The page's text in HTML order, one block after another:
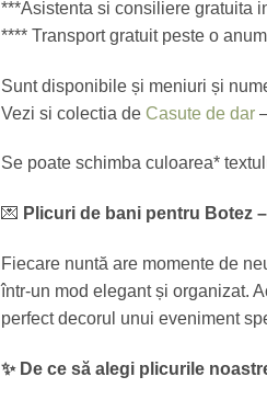
***Asistenta si consiliere gratuita
**** Transport gratuit peste o
Sunt disponibile și meniuri și
Vezi si colectia de Casute de dar
Se poate schimba culoarea*
💌 Plicuri de bani pentru Botez
Fiecare nuntă are momente de
într-un mod elegant și organizat.
perfect decorul unui eveniment
✨ De ce să alegi plicurile